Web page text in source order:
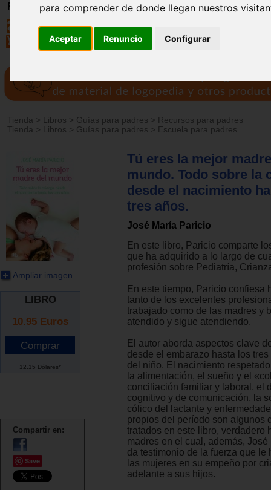
para comprender de donde llegan nuestros
Aceptar Renuncio Configurar
Registro
Tienda > Libros > Guías para padres > Recursos para padres
Tienda
> Libros > Guías para padres > Escuela para padres
Ampliar imagen
LIBRO
10.95 Euros
12.15 Dólares*
Compartir en:
Save
Tú eres la mejor
mundo. Todo sobre la
desde el nacimiento
tres años.
José María Paricio
En este libro, Paricio comparte
que ha adquirido a lo largo de
profesión sobre Pediatría,
En este tiempo, Paricio confiesa
tanto de los excelentes
trabajado como de las madres y
atendido y sigue atendiendo.
El autor aborda aspectos clave
desde el embarazo hasta los
del niño. El nacimiento
la alimentación, el sueño y el
conciliación familiar y laboral, el
cognitivo y de comunicación, la
cólico del lactante y
propios del período son algunos
tratados en este libro, verdadero
madres en el cual, además,
da testimonio de la fuerza que le
las mujeres en su empeño por
adelante a sus hijos.